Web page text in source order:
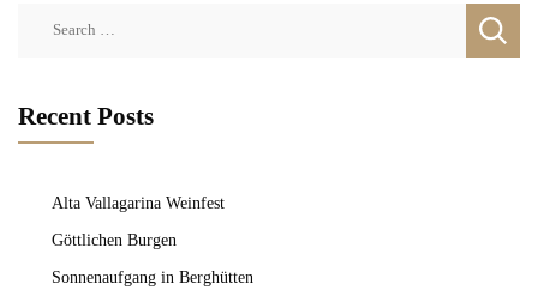
Recent Posts
Alta Vallagarina Weinfest
Göttlichen Burgen
Sonnenaufgang in Berghütten